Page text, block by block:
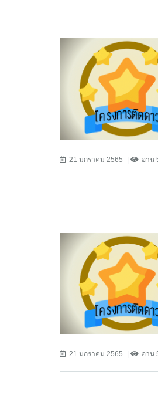
21 มกราคม 2565 อ่าน
21 มกราคม 2565 อ่าน